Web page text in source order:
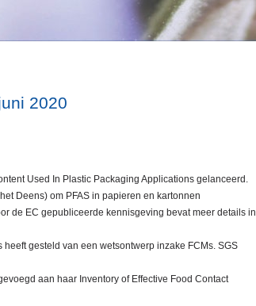
2020
Used In Plastic Packaging Applications gelanceerd.
Deens) om PFAS in papieren en kartonnen
de EC gepubliceerde kennisgeving bevat meer details in
gesteld van een wetsontwerp inzake FCMs. SGS
aan haar Inventory of Effective Food Contact